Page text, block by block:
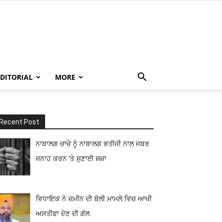
MORE
Recent Post
ਨਾਬਾਲਗ ਚਾਚੇ ਨੂੰ ਨਾਬਾਲਗ ਭਤੀਜੀ ਨਾਲ ਜਬਰ
ਜਨਾਹ ਕਰਨ ‘ਤੇ ਸੁਣਾਈ ਸਜ਼ਾ
ਵਿਧਾਇਕ ਨੇ ਜ਼ਮੀਨ ਦੀ ਬੋਲੀ ਮਾਮਲੇ ਵਿਚ ਆਖੀ
ਅਸਤੀਫਾ ਦੇਣ ਦੀ ਗੱਲ